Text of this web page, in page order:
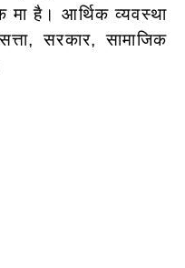
मा है। आर्थिक व्यवस्था
सरकार, सामाजिक